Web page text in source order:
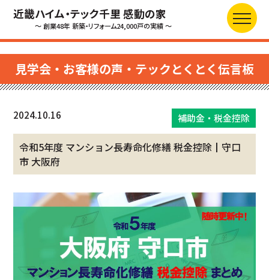
近畿ハイム・テック千里 感動の家
～ 創業48年 新築・リフォーム24,000戸の実績 ～
見学会・お客様の声・テックとくとく伝言板
2024.10.16 補助金・税金控除
令和5年度 マンション長寿命化修繕 税金控除┃守口
市 大阪府